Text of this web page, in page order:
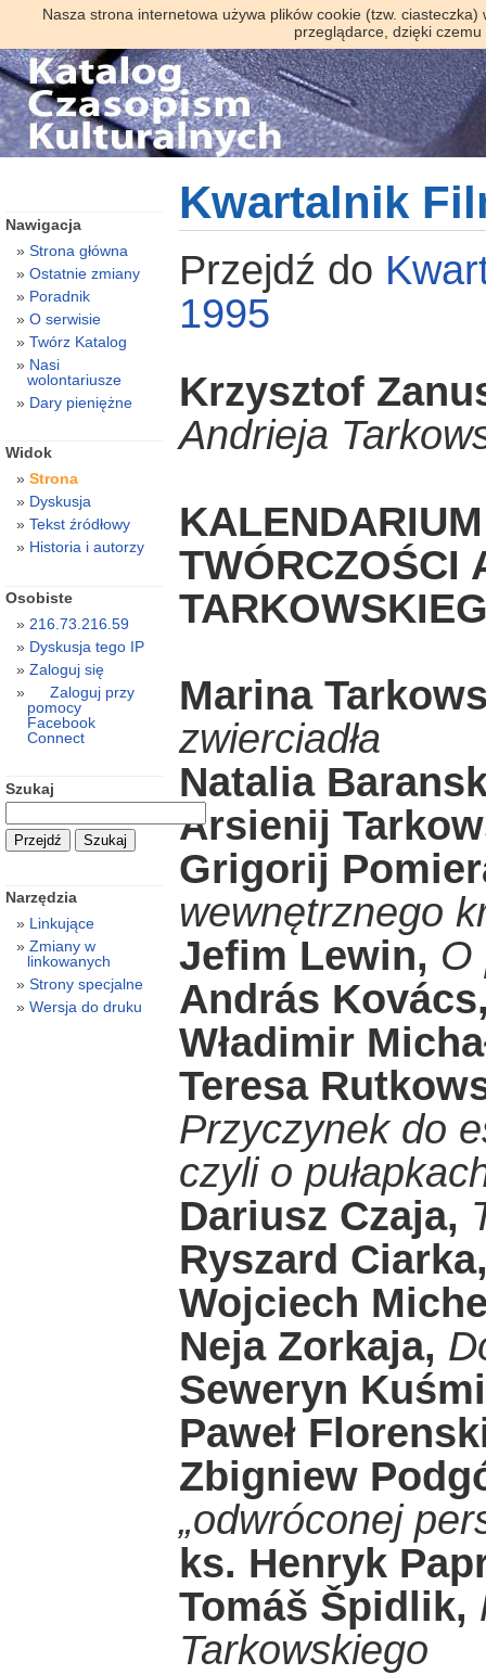
Nasza strona internetowa używa plików cookie (tzw.
przeglądarce, dzięki
Kwartalnik
Przejdź do
1995
Krzysztof
Andrieja
TWÓRCZOŚCI
Marina
zwierciadła
Natalia
Arsienij
Grigorij
wewnętrznego
Jefim Lewin, O
András
Władimir
Teresa
Przyczynek do
czyli o
Dariusz Czaja,
Ryszard
Wojciech
Neja Zorkaja,
Seweryn
Paweł
Zbigniew
„odwróconej
ks. Henryk
Tomáš Špidlik,
Tarkowskiego
Nawigacja
Strona główna
Ostatnie zmiany
Poradnik
O serwisie
Twórz Katalog
Nasi
wolontariusze
Dary pieniężne
Widok
Strona
Dyskusja
Tekst źródłowy
Historia i autorzy
Osobiste
216.73.216.59
Dyskusja tego IP
Zaloguj się
Zaloguj przy
pomocy
Facebook
Connect
Szukaj
Narzędzia
Linkujące
Zmiany w
linkowanych
Strony specjalne
Wersja do druku